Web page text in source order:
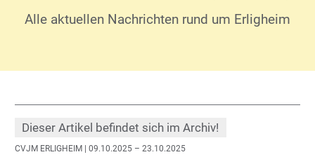
Alle aktuellen Nachrichten rund um Erligheim
Dieser Artikel befindet sich im Archiv!
CVJM ERLIGHEIM | 09.10.2025 – 23.10.2025